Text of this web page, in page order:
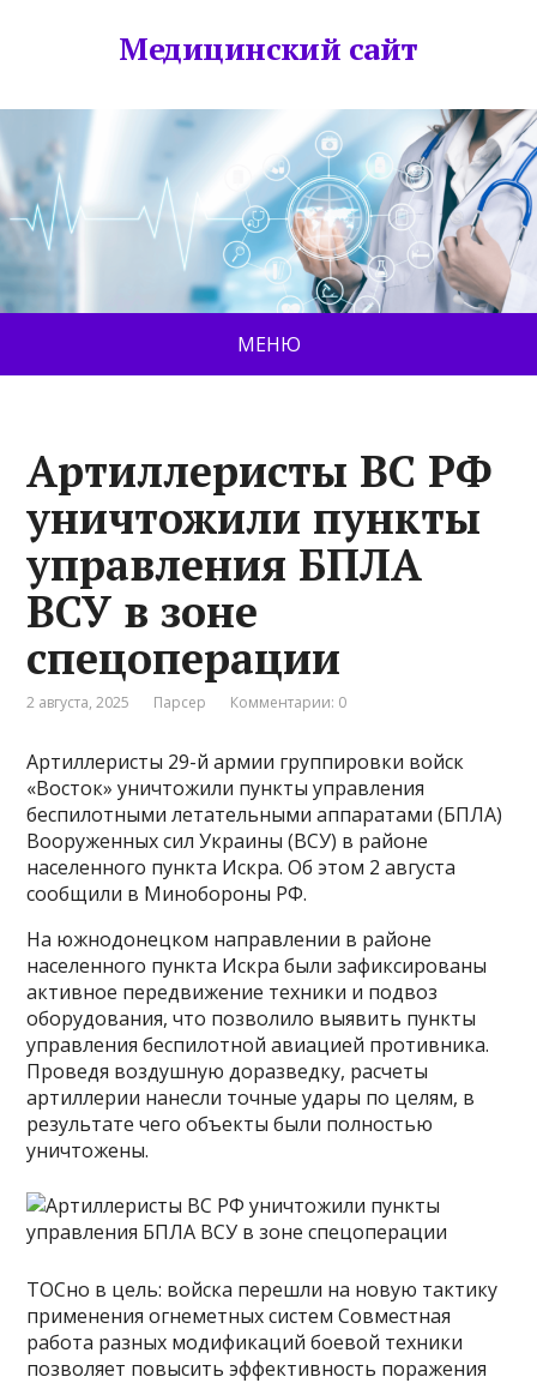
Медицинский сайт
МЕНЮ
Артиллеристы ВС РФ
уничтожили пункты
управления БПЛА
ВСУ в зоне
спецоперации
2 августа, 2025 Парсер Комментарии: 0
Артиллеристы 29-й армии группировки войск
«Восток» уничтожили пункты управления
беспилотными летательными аппаратами (БПЛА)
Вооруженных сил Украины (ВСУ) в районе
населенного пункта Искра. Об этом 2 августа
сообщили в Минобороны РФ.
На южнодонецком направлении в районе
населенного пункта Искра были зафиксированы
активное передвижение техники и подвоз
оборудования, что позволило выявить пункты
управления беспилотной авиацией противника.
Проведя воздушную доразведку, расчеты
артиллерии нанесли точные удары по целям, в
результате чего объекты были полностью
уничтожены.
ТОСно в цель: войска перешли на новую тактику
применения огнеметных систем Совместная
работа разных модификаций боевой техники
позволяет повысить эффективность поражения